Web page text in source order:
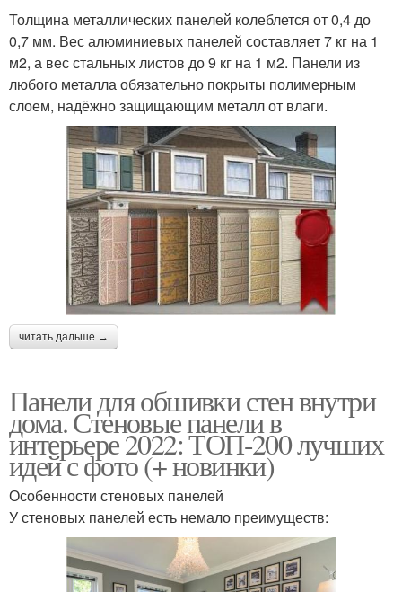
Толщина металлических панелей колеблется от 0,4 до
0,7 мм. Вес алюминиевых панелей составляет 7 кг на 1
м2, а вес стальных листов до 9 кг на 1 м2. Панели из
любого металла обязательно покрыты полимерным
слоем, надёжно защищающим металл от влаги.
читать дальше →
Панели для обшивки стен внутри
дома. Стеновые панели в
интерьере 2022: ТОП-200 лучших
идей с фото (+ новинки)
Особенности стеновых панелей
У стеновых панелей есть немало преимуществ: